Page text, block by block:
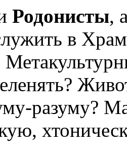
Родонисты,
в
разуму?